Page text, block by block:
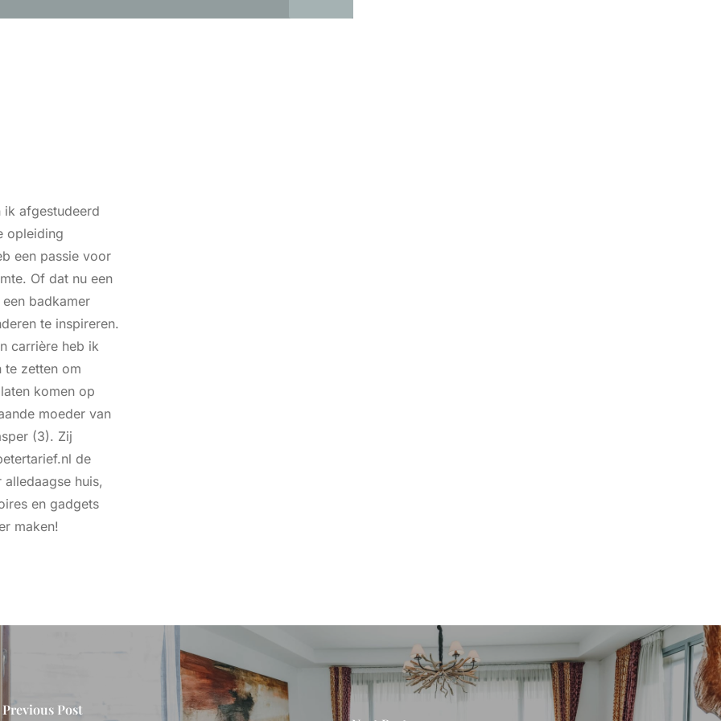
ik afgestudeerd
opleiding
een passie voor
Of dat nu een
badkamer
te inspireren.
carrière heb ik
te zetten om
komen op
moeder van
(3). Zij
de
huis,
en gadgets
maken!
Previous Post